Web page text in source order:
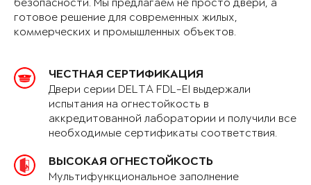
безопасности. Мы предлагаем не просто двери, а
готовое решение для современных жилых,
коммерческих и промышленных объектов.
ЧЕСТНАЯ СЕРТИФИКАЦИЯ
Двери серии DELTA FDL-EI выдержали
испытания на огнестойкость в
аккредитованной лаборатории и получили все
необходимые сертификаты соответствия.
ВЫСОКАЯ ОГНЕСТОЙКОСТЬ
Мультифункциональное заполнение